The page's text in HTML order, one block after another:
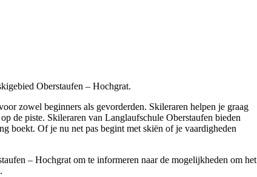
Oberstaufen – Hochgrat.
zowel beginners als gevorderden. Skileraren helpen je graag
de piste. Skileraren van Langlaufschule Oberstaufen bieden
boekt. Of je nu net pas begint met skiën of je vaardigheden
– Hochgrat om te informeren naar de mogelijkheden om het